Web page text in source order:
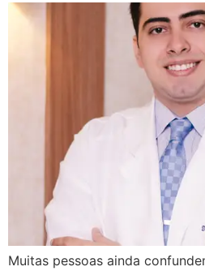
Muitas pessoas ainda